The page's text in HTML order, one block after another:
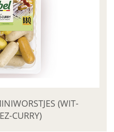
(WIT-
CURRY)